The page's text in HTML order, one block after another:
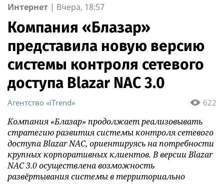
Интернет | Вчера, 18:57
Компания «Блазар»
представила новую версию
системы контроля сетевого
доступа Blazar NAC 3.0
622
Агентство «iTrend»
Компания «Блазар» продолжает реализовывать
стратегию развития системы контроля сетевого
доступа Blazar NAC, ориентируясь на потребности
крупных корпоративных клиентов. В версии Blazar
NAC 3.0 осуществлена возможность
развёртывания системы в территориально